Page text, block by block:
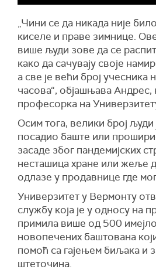
„Чини се да никада није
киселе и праве зимнице.
више људи зове да се
како да сачувају своје
а све је већи број учесника
часова“, објашњава Андрес,
професорка на
Осим тога, велики број људи
посадио баште или
засаде због пандемијских
несташица хране или жеље
одлазе у продавнице где
Универзитет у Вермонту
службу која је у односу на
примила више од 500
новопечених баштована
помоћ са гајењем биљака и
штеточина.